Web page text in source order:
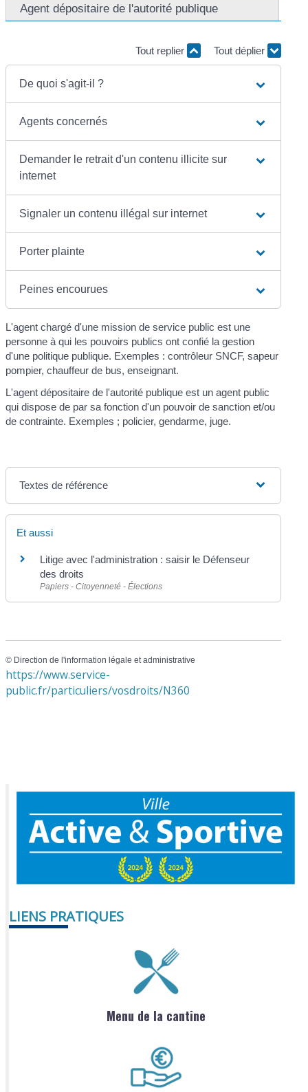
Agent dépositaire de l'autorité publique
Tout replier Tout déplier
De quoi s'agit-il ?
Agents concernés
Demander le retrait d'un contenu illicite sur
internet
Signaler un contenu illégal sur internet
Porter plainte
Peines encourues
L'agent chargé d'une mission de service public est une
personne à qui les pouvoirs publics ont confié la gestion
d'une politique publique. Exemples : contrôleur SNCF, sapeur
pompier, chauffeur de bus, enseignant.
L'agent dépositaire de l'autorité publique est un agent public
qui dispose de par sa fonction d'un pouvoir de sanction et/ou
de contrainte. Exemples ; policier, gendarme, juge.
Textes de référence
Et aussi
Litige avec l'administration : saisir le Défenseur
des droits
Papiers - Citoyenneté - Élections
© Direction de l'information légale et administrative
https://www.service-
public.fr/particuliers/vosdroits/N360
LIENS PRATIQUES
Menu de la cantine